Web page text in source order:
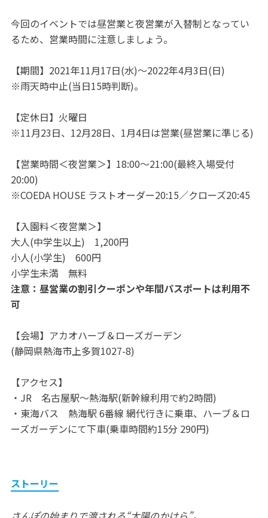
今回のイベントでは昼営業と夜営業が入替制となってい
るため、営業時間に注意しましょう。
【期間】2021年11月17日(水)～2022年4月3日(日)
※雨天時中止(当日15時判断)。
【定休日】火曜日
※11月23日、12月28日、1月4日は営業(昼営業に準じる)
【営業時間＜夜営業＞】18:00～21:00(最終入場受付
20:00)
※COEDA HOUSE ラストオーダー20:15／クローズ20:45
【入園料＜夜営業＞】
大人(中学生以上) 1,200円
小人(小学生) 600円
小学生未満 無料
注意：昼営業の割引クーポンや年間パスポートは利用不
可
【会場】アカオハーブ＆ローズガーデン
(静岡県熱海市上多賀1027-8)
【アクセス】
・JR 名古屋駅～熱海駅(新幹線利用で約2時間)
・東海バス 熱海駅 6番線 網代行きに乗車、ハーブ＆ロ
ーズガーデンにて下車(乗車時間約15分 290円)
ストーリー